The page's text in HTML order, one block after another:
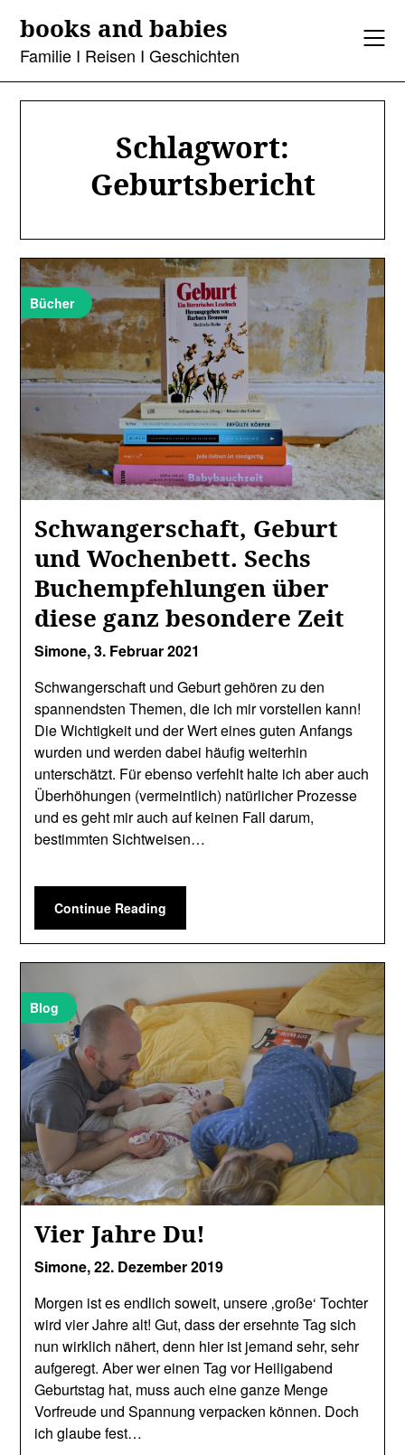
content
books and babies
Familie I Reisen I Geschichten
Schlagwort:
Geburtsbericht
Bücher
Schwangerschaft, Geburt
und Wochenbett. Sechs
Buchempfehlungen über
diese ganz besondere Zeit
Simone,3. Februar 2021
Schwangerschaft und Geburt gehören zu den
spannendsten Themen, die ich mir vorstellen kann!
Die Wichtigkeit und der Wert eines guten Anfangs
wurden und werden dabei häufig weiterhin
unterschätzt. Für ebenso verfehlt halte ich aber auch
Überhöhungen (vermeintlich) natürlicher Prozesse
und es geht mir auch auf keinen Fall darum,
bestimmten Sichtweisen…
Continue Reading
Blog
Vier Jahre Du!
Simone,22. Dezember 2019
Morgen ist es endlich soweit, unsere ‚große‘ Tochter
wird vier Jahre alt! Gut, dass der ersehnte Tag sich
nun wirklich nähert, denn hier ist jemand sehr, sehr
aufgeregt. Aber wer einen Tag vor Heiligabend
Geburtstag hat, muss auch eine ganze Menge
Vorfreude und Spannung verpacken können. Doch
ich glaube fest…